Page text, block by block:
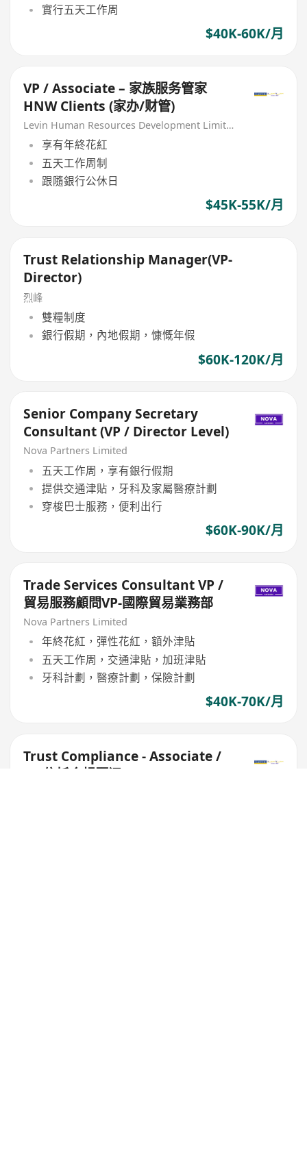
實行五天工作周
$40K-60K/月
VP / Associate – 家族服务管家
HNW Clients (家办/财管)
Levin Human Resources Development Limited
享有年終花紅
五天工作周制
跟隨銀行公休日
$45K-55K/月
Trust Relationship Manager(VP-
Director)
烈峰
雙糧制度
銀行假期，內地假期，慷慨年假
$60K-120K/月
Senior Company Secretary
Consultant (VP / Director Level)
Nova Partners Limited
五天工作周，享有銀行假期
提供交通津貼，牙科及家屬醫療計劃
穿梭巴士服務，便利出行
$60K-90K/月
Trade Services Consultant VP /
貿易服務顧問VP-國際貿易業務部
Nova Partners Limited
年終花紅，彈性花紅，額外津貼
五天工作周，交通津貼，加班津貼
牙科計劃，醫療計劃，保險計劃
$40K-70K/月
Trust Compliance - Associate /
VP 信托合规顾问